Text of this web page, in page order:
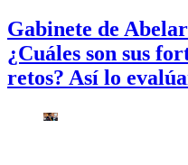
Gabinete de
¿Cuáles son sus
retos? Así lo